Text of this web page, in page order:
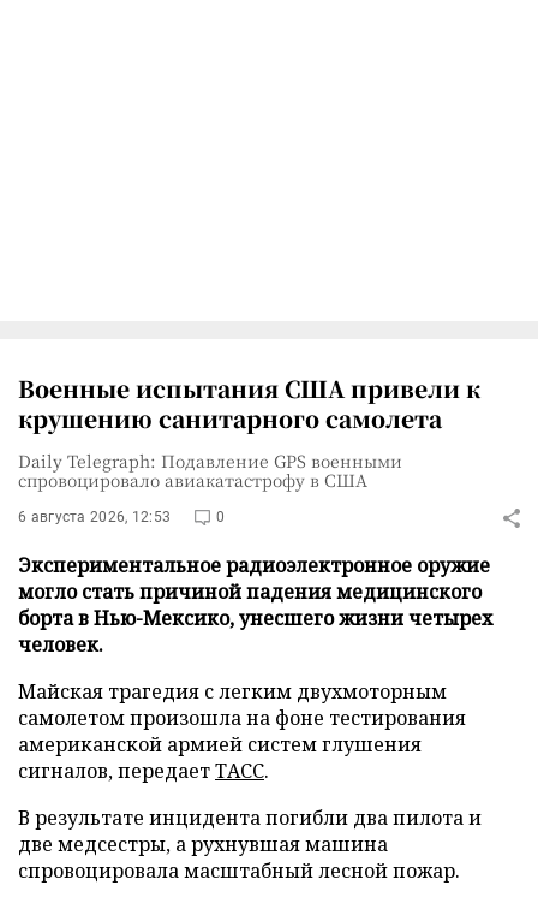
Военные испытания США привели к
крушению санитарного самолета
Daily Telegraph: Подавление GPS военными
спровоцировало авиакатастрофу в США
6 августа 2026, 12:53 0
Экспериментальное радиоэлектронное оружие
могло стать причиной падения медицинского
борта в Нью-Мексико, унесшего жизни четырех
человек.
Майская трагедия с легким двухмоторным
самолетом произошла на фоне тестирования
американской армией систем глушения
сигналов, передаетТАСС.
В результате инцидента погибли два пилота и
две медсестры, а рухнувшая машина
спровоцировала масштабный лесной пожар.